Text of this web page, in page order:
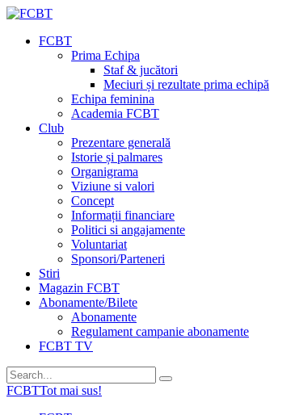
FCBT
Prima Echipa
Staf & jucători
Meciuri și rezultate prima echipă
Echipa feminina
Academia FCBT
Club
Prezentare generală
Istorie și palmares
Organigrama
Viziune si valori
Concept
Informații financiare
Politici si angajamente
Voluntariat
Sponsori/Parteneri
Stiri
Magazin FCBT
Abonamente/Bilete
Abonamente
Regulament campanie abonamente
FCBT TV
FCBTTot mai sus!